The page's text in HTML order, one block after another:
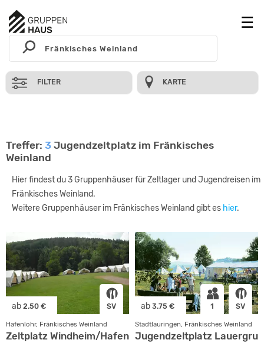
FILTER KARTE
Treffer: 3 Jugendzeltplatz im Fränkisches
Weinland
Hier findest du 3 Gruppenhäuser für Zeltlager und Jugendreisen im
Fränkisches Weinland.
Weitere Gruppenhäuser im Fränkisches Weinland gibt es hier.
ab 2.50 € SV
Hafenlohr, Fränkisches Weinland
Zeltplatz Windheim/Hafenlohrtal
ab 3.75 € 1 SV
Stadtlauringen, Fränkisches Weinland
Jugendzeltplatz